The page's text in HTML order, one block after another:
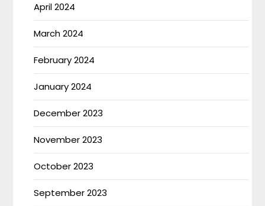
April 2024
March 2024
February 2024
January 2024
December 2023
November 2023
October 2023
September 2023